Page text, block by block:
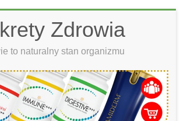
Zdrowia
to naturalny stan organizmu